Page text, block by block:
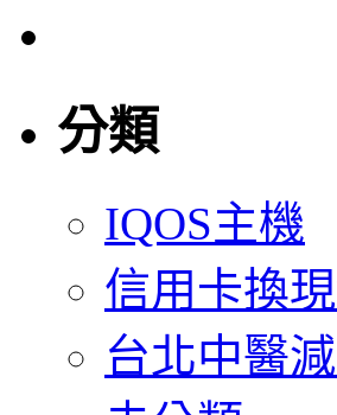
分類
IQOS主機
信用卡換
台北中醫